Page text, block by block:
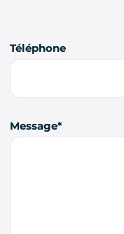
Téléphone
Message